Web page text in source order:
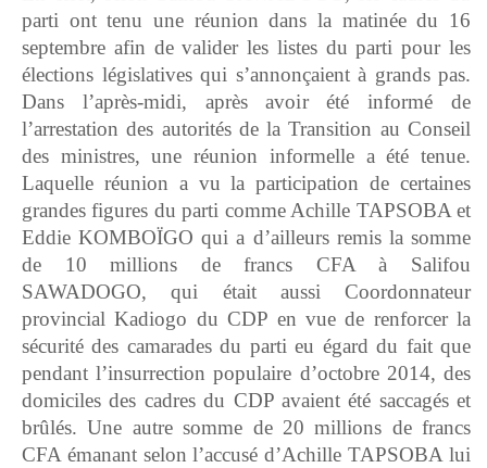
parti ont tenu une réunion dans la matinée du 16
septembre afin de valider les listes du parti pour les
élections législatives qui s’annonçaient à grands pas.
Dans l’après-midi, après avoir été informé de
l’arrestation des autorités de la Transition au Conseil
des ministres, une réunion informelle a été tenue.
Laquelle réunion a vu la participation de certaines
grandes figures du parti comme Achille TAPSOBA et
Eddie KOMBOÏGO qui a d’ailleurs remis la somme
de 10 millions de francs CFA à Salifou
SAWADOGO, qui était aussi Coordonnateur
provincial Kadiogo du CDP en vue de renforcer la
sécurité des camarades du parti eu égard du fait que
pendant l’insurrection populaire d’octobre 2014, des
domiciles des cadres du CDP avaient été saccagés et
brûlés. Une autre somme de 20 millions de francs
CFA émanant selon l’accusé d’Achille TAPSOBA lui